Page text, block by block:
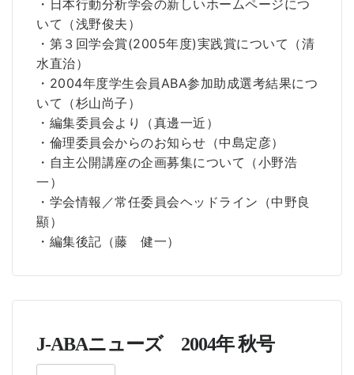
・日本行動分析学会の新しいホームページにつ
いて（浅野俊夫）
・第３回学会賞(2005年度)実践賞について（清
水直治）
・2004年度学生会員ABA参加助成選考結果につ
いて（杉山尚子）
・編集委員会より（真邊一近）
・倫理委員会からのお知らせ（中島定彦）
・自主公開講座の企画募集について（小野浩
一）
・学会情報／常任委員会ヘッドライン（中野良
顯）
・編集後記（藤 健一）
J-ABAニューズ 2004年 秋号